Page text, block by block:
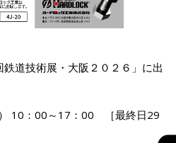
道技術展・大阪２０２６」に出
10：00～17：00 ［最終日29